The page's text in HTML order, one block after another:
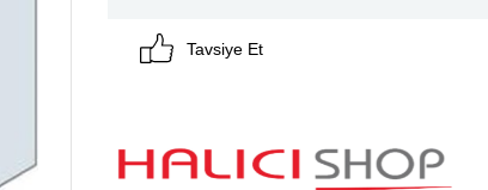
Tavsiye Et